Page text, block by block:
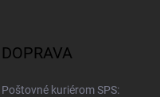
DOPRAVA
Poštovné kuriérom SPS: